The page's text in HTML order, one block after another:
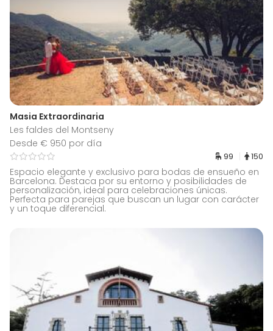
Masia Extraordinaria
Les faldes del Montseny
Desde € 950 por día
99 150
Espacio elegante y exclusivo para bodas de ensueño en
Barcelona. Destaca por su entorno y posibilidades de
personalización, ideal para celebraciones únicas.
Perfecta para parejas que buscan un lugar con carácter
y un toque diferencial.